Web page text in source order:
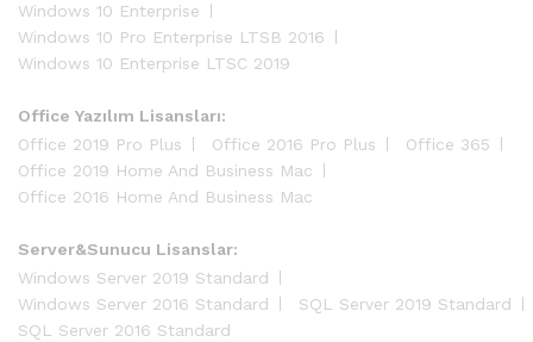
Windows 10 Enterprise
Windows 10 Pro Enterprise LTSB 2016
Windows 10 Enterprise LTSC 2019
Office Yazılım Lisansları:
Office 2019 Pro Plus
Office 2016 Pro Plus
Office 365
Office 2019 Home And Business Mac
Office 2016 Home And Business Mac
Server&Sunucu Lisanslar:
Windows Server 2019 Standard
Windows Server 2016 Standard
SQL Server 2019 Standard
SQL Server 2016 Standard